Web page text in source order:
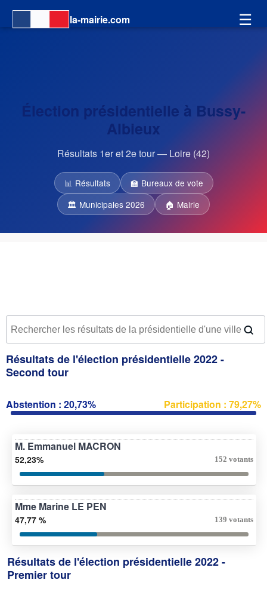
la-mairie.com ☰
Élection présidentielle à Bussy-
Albieux
Résultats 1er et 2e tour — Loire (42)
📊 Résultats
🏫 Bureaux de vote
🏛 Municipales 2026
🏠 Mairie
Résultats de l'élection présidentielle 2022 -
Second tour
Abstention : 20,73% Participation : 79,27%
M. Emmanuel MACRON
52,23% 152 votants
Mme Marine LE PEN
47,77 % 139 votants
Résultats de l'élection présidentielle 2022 -
Premier tour